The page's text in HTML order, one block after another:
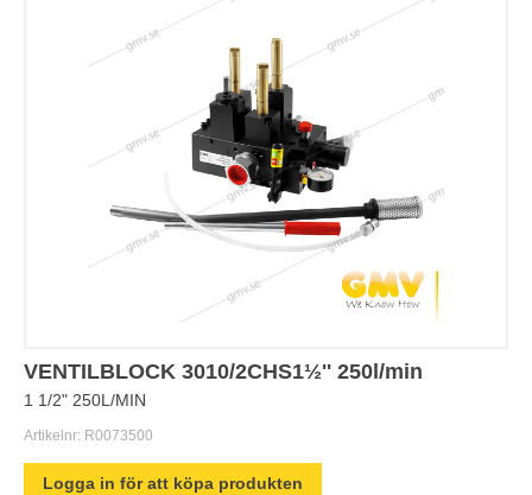
VENTILBLOCK 3010/2CHS1½'' 250l/min
1 1/2" 250L/MIN
Artikelnr: R0073500
Logga in för att köpa produkten